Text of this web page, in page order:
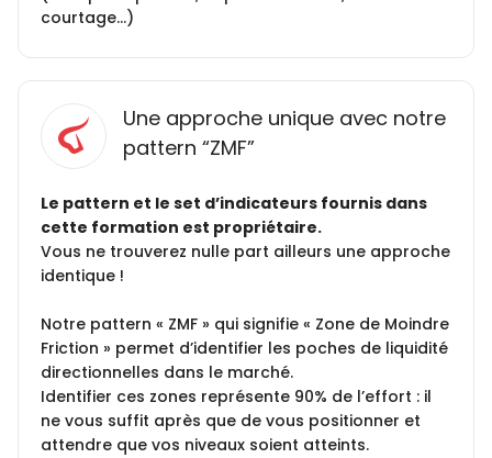
courtage…)
Une approche unique avec notre
pattern “ZMF”
Le pattern et le set d’indicateurs fournis dans
cette formation est propriétaire.
Vous ne trouverez nulle part ailleurs une approche
identique !
Notre pattern « ZMF » qui signifie « Zone de Moindre
Friction » permet d’identifier les poches de liquidité
directionnelles dans le marché.
Identifier ces zones représente 90% de l’effort : il
ne vous suffit après que de vous positionner et
attendre que vos niveaux soient atteints.